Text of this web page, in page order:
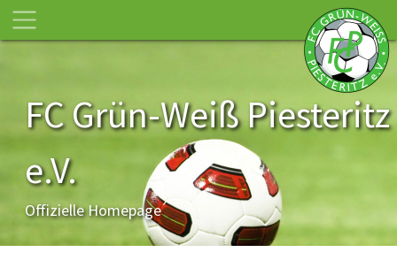
FC Grün-Weiß Piesteritz
e.V.
Offizielle Homepage